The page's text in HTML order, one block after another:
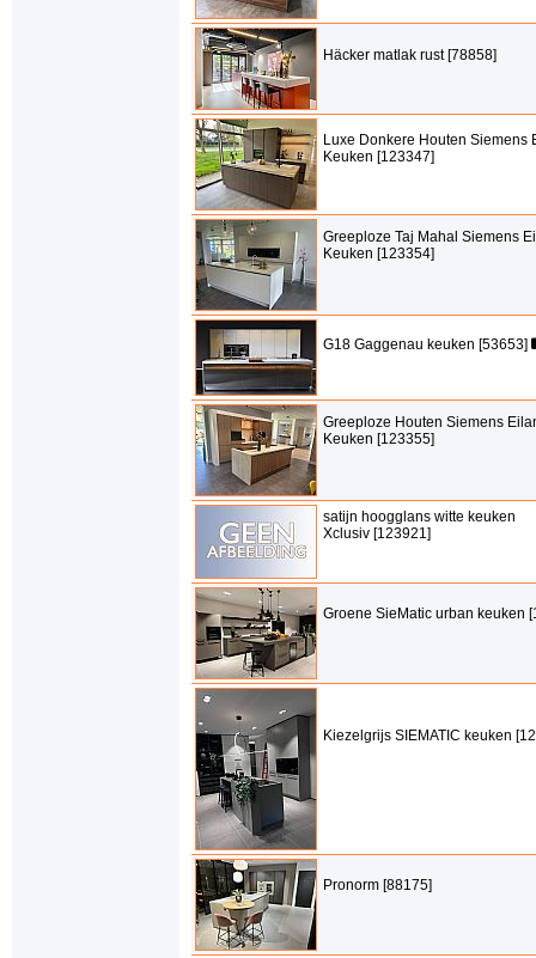
Häcker matlak rust [78858]
Luxe Donkere Houten Siemens
Keuken [123347]
Greeploze Taj Mahal Siemens
Keuken [123354]
G18 Gaggenau keuken [53653]
Greeploze Houten Siemens
Keuken [123355]
satijn hoogglans witte keuken
Xclusiv [123921]
Groene SieMatic urban keuken
Kiezelgrijs SIEMATIC keuken
Pronorm [88175]